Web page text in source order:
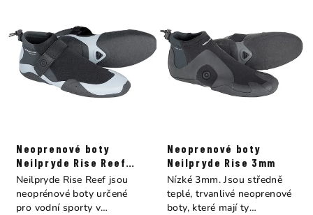
Neoprenové boty
Neilpryde Rise Reef
2mm
Neilpryde Rise Reef jsou
neoprénové boty určené
pro vodní sporty v
Neoprenové boty
Neilpryde Rise 3mm
Nízké 3mm. Jsou středně
teplé, trvanlivé neoprenové
boty, které mají ty